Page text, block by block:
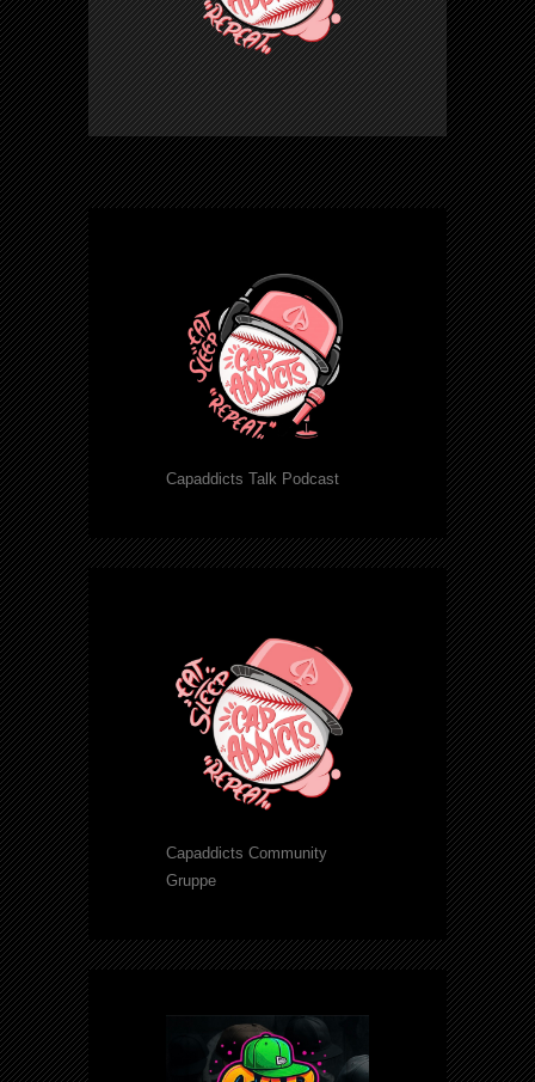
Capaddicts Talk Podcast
Capaddicts Community
Gruppe